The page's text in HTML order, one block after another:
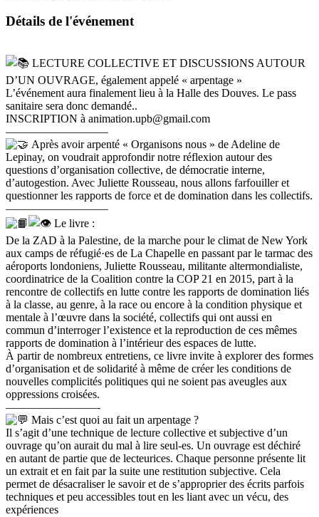
Détails de l'événement
LECTURE COLLECTIVE ET DISCUSSIONS AUTOUR
D’UN OUVRAGE, également appelé « arpentage »
L’événement aura finalement lieu à la Halle des Douves. Le pass
sanitaire sera donc demandé..
INSCRIPTION à animation.upb@gmail.com
—————————
Après avoir arpenté « Organisons nous » de Adeline de
Lepinay, on voudrait approfondir notre réflexion autour des
questions d’organisation collective, de démocratie interne,
d’autogestion. Avec Juliette Rousseau, nous allons farfouiller et
questionner les rapports de force et de domination dans les collectifs.
—————————
Le livre :
De la ZAD à la Palestine, de la marche pour le climat de New York
aux camps de réfugié·es de La Chapelle en passant par le tarmac des
aéroports londoniens, Juliette Rousseau, militante altermondialiste,
coordinatrice de la Coalition contre la COP 21 en 2015, part à la
rencontre de collectifs en lutte contre les rapports de domination liés
à la classe, au genre, à la race ou encore à la condition physique et
mentale à l’œuvre dans la société, collectifs qui ont aussi en
commun d’interroger l’existence et la reproduction de ces mêmes
rapports de domination à l’intérieur des espaces de lutte.
À partir de nombreux entretiens, ce livre invite à explorer des formes
d’organisation et de solidarité à même de créer les conditions de
nouvelles complicités politiques qui ne soient pas aveugles aux
oppressions croisées.
————————-
Mais c’est quoi au fait un arpentage ?
Il s’agit d’une technique de lecture collective et subjective d’un
ouvrage qu’on aurait du mal à lire seul-es. Un ouvrage est déchiré
en autant de partie que de lecteurices. Chaque personne présente lit
un extrait et en fait par la suite une restitution subjective. Cela
permet de désacraliser le savoir et de s’approprier des écrits parfois
techniques et peu accessibles tout en les liant avec un vécu, des
expériences